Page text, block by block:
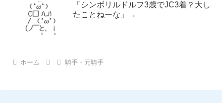
「シンボリルドルフ3歳でJC3着？大し
たことねーな」→
ホーム 騎手・元騎手